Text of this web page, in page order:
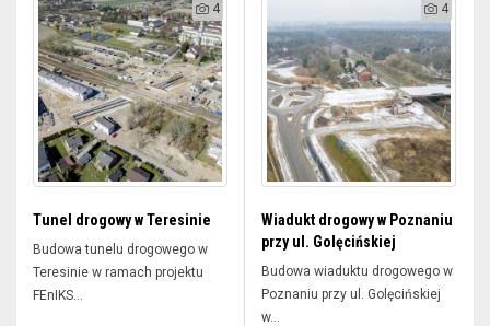
4
Tunel drogowy w Teresinie
Budowa tunelu drogowego w
Teresinie w ramach projektu
FEnIKS...
4
Wiadukt drogowy w Poznaniu
przy ul. Golęcińskiej
Budowa wiaduktu drogowego w
Poznaniu przy ul. Golęcińskiej
w...